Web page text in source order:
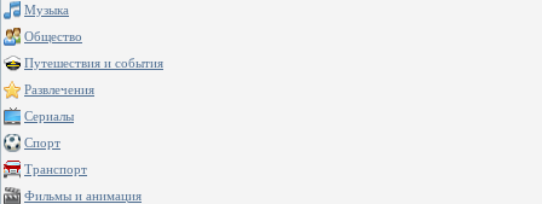
Музыка
Общество
Путешествия и события
Развлечения
Сериалы
Спорт
Транспорт
Фильмы и анимация